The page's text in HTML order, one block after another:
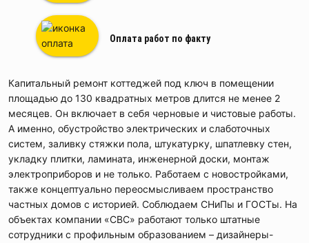
Оплата работ по факту
Капитальный ремонт коттеджей под ключ в помещении
площадью до 130 квадратных метров длится не менее 2
месяцев. Он включает в себя черновые и чистовые работы.
А именно, обустройство электрических и слаботочных
систем, заливку стяжки пола, штукатурку, шпатлевку стен,
укладку плитки, ламината, инженерной доски, монтаж
электроприборов и не только. Работаем с новостройками,
также концептуально переосмысливаем пространство
частных домов с историей. Соблюдаем СНиПы и ГОСТы. На
объектах компании «СВС» работают только штатные
сотрудники с профильным образованием – дизайнеры-